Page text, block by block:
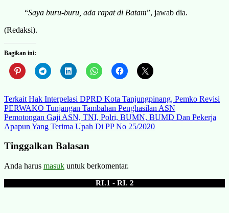
“Saya buru-buru, ada rapat di Batam”, jawab dia.
(Redaksi).
Bagikan ini:
Navigasi
pos
Terkait Hak Interpelasi DPRD Kota Tanjungpinang, Pemko Revisi
PERWAKO Tunjangan Tambahan Penghasilan ASN
Pemotongan Gaji ASN, TNI, Polri, BUMN, BUMD Dan Pekerja
Apapun Yang Terima Upah Di PP No 25/2020
Tinggalkan Balasan
Anda harus masuk untuk berkomentar.
RI.1 - RI. 2